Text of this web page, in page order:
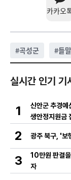
카카오
#곡성군 #들
실시간 인기 기
1
신안군 추경예
생안정지원금
2 광주 북구, '보
3
10만원 판결
자